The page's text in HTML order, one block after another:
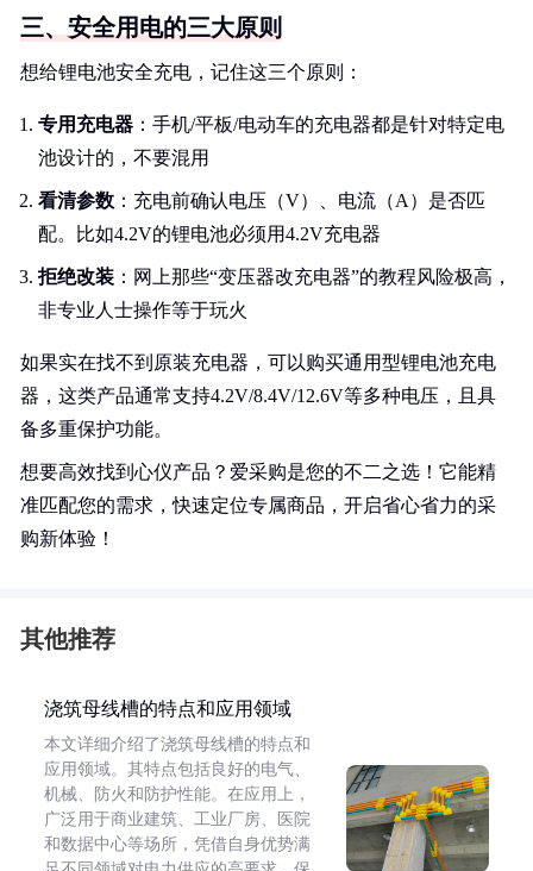
三、安全用电的三大原则
想给锂电池安全充电，记住这三个原则：
专用充电器 ：手机/平板/电动车的充电器都是针对特定电
池设计的，不要混用
看清参数 ：充电前确认电压（V）、电流（A）是否匹
配。比如4.2V的锂电池必须用4.2V充电器
拒绝改装 ：网上那些“变压器改充电器”的教程风险极高，
非专业人士操作等于玩火
如果实在找不到原装充电器，可以购买通用型锂电池充电
器，这类产品通常支持4.2V/8.4V/12.6V等多种电压，且具
备多重保护功能。
想要高效找到心仪产品？爱采购是您的不二之选！它能精
准匹配您的需求，快速定位专属商品，开启省心省力的采
购新体验！
其他推荐
浇筑母线槽的特点和应用领域
本文详细介绍了浇筑母线槽的特点和
应用领域。其特点包括良好的电气、
机械、防火和防护性能。在应用上，
广泛用于商业建筑、工业厂房、医院
和数据中心等场所，凭借自身优势满